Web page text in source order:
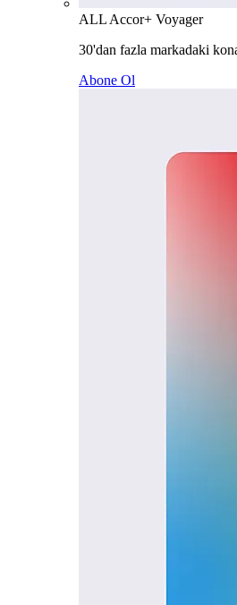
ALL Accor+ Voyager
30'dan fazla markadaki
Abone Ol